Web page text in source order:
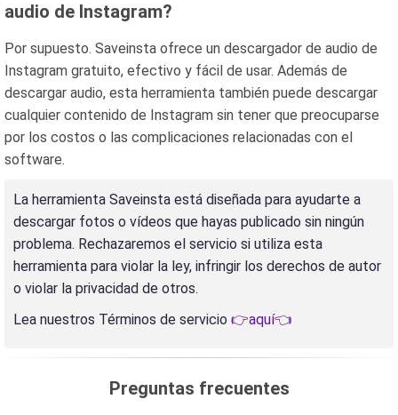
audio de Instagram?
Por supuesto. Saveinsta ofrece un descargador de audio de
Instagram gratuito, efectivo y fácil de usar. Además de
descargar audio, esta herramienta también puede descargar
cualquier contenido de Instagram sin tener que preocuparse
por los costos o las complicaciones relacionadas con el
software.
La herramienta Saveinsta está diseñada para ayudarte a
descargar fotos o vídeos que hayas publicado sin ningún
problema. Rechazaremos el servicio si utiliza esta
herramienta para violar la ley, infringir los derechos de autor
o violar la privacidad de otros.
Lea nuestros Términos de servicio 👉aquí👈
Preguntas frecuentes